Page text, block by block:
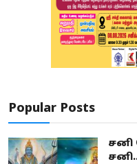
Popular Posts
சனி